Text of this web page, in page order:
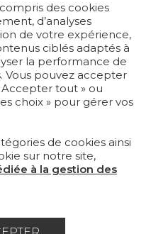
protection des
de vente
des cookies
d’analyses
de votre expérience,
ciblés adaptés à
la performance de
Vous pouvez accepter
Accepter tout » ou
choix » pour gérer vos
de cookies ainsi
sur notre site,
à la gestion des